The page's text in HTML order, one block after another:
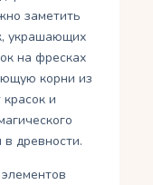
заметить
украшающих
на фресках
корни из
и
древности.